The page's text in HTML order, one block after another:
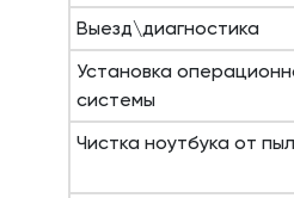
Выезд\диагностика
Установка
системы
Чистка ноутбука от